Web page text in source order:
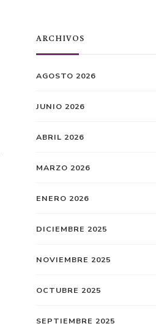
ARCHIVOS
AGOSTO 2026
JUNIO 2026
ABRIL 2026
MARZO 2026
ENERO 2026
DICIEMBRE 2025
NOVIEMBRE 2025
OCTUBRE 2025
SEPTIEMBRE 2025